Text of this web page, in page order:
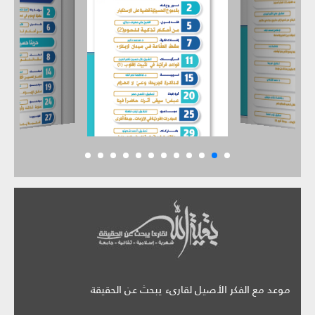
موعد مع الفكر الأصيل لقارىء يبحث عن الحقيقة